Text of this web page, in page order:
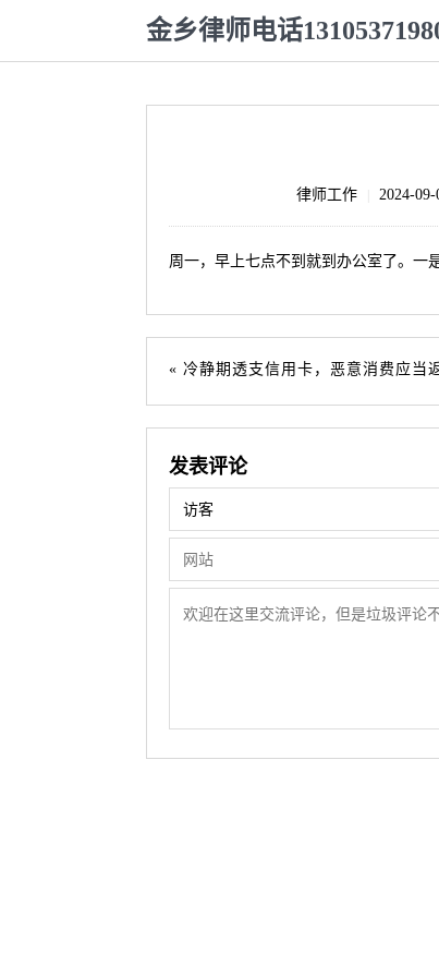
金乡律师电话
律师工作 2024-09-
周一，早上七点不到就到办公室了。一
冷静期透支信用卡，恶意消费应当
发表评论